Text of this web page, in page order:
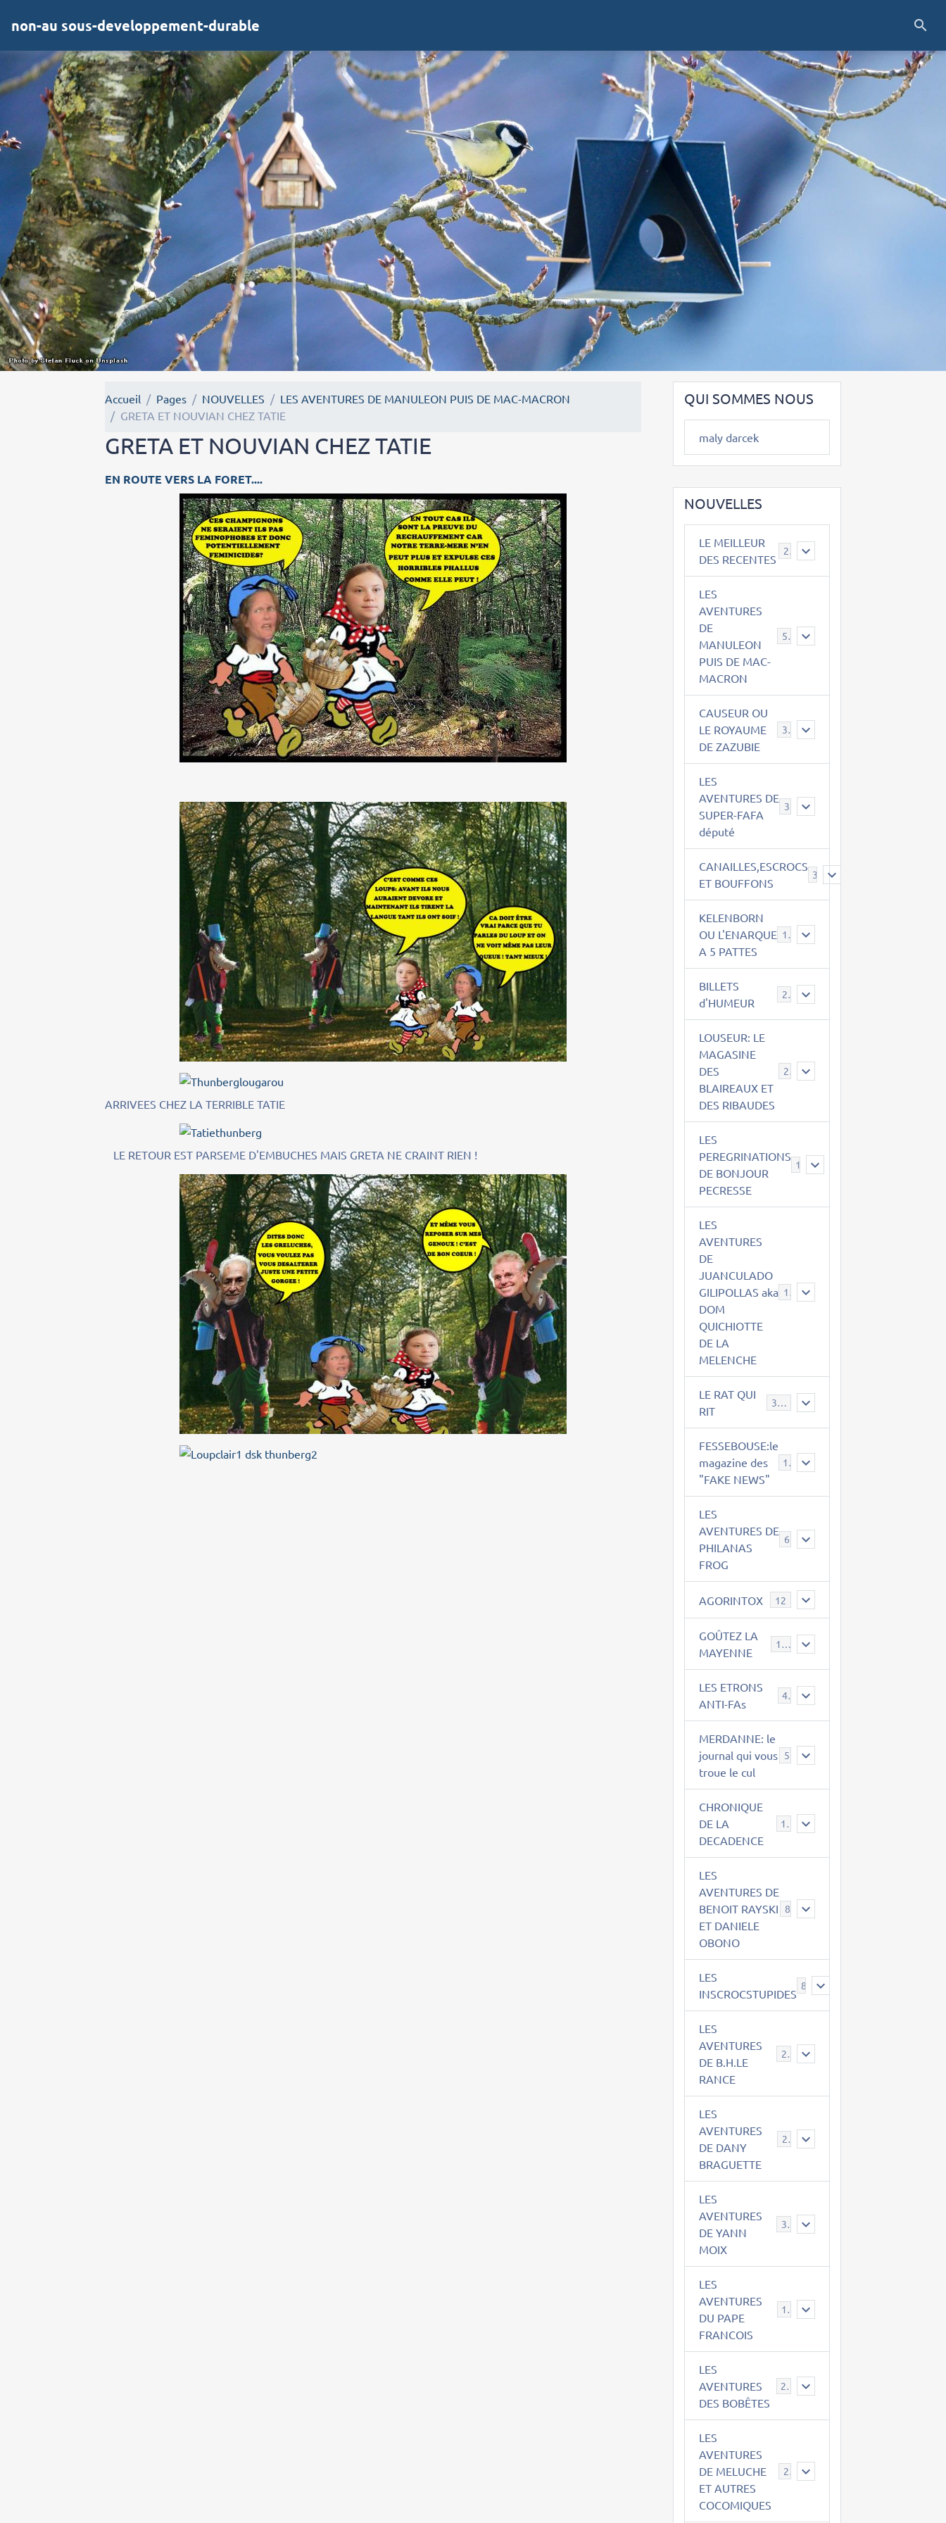
non-au sous-developpement-durable
Accueil Pages NOUVELLES
LES AVENTURES DE MANULEON PUIS DE MAC-MACRON
GRETA ET NOUVIAN CHEZ TATIE
GRETA ET NOUVIAN CHEZ TATIE
EN ROUTE VERS LA FORET....
ARRIVEES CHEZ LA TERRIBLE TATIE
LE RETOUR EST PARSEME D'EMBUCHES MAIS GRETA NE CRAINT RIEN !
QUI SOMMES NOUS
maly darcek
NOUVELLES
LE MEILLEUR
DES RECENTES
2
LES
AVENTURES
DE
MANULEON
PUIS DE MAC-
MACRON
543
CAUSEUR OU
LE ROYAUME
DE ZAZUBIE
38
LES
AVENTURES DE
SUPER-FAFA
député
CANAILLES,ESCROCS
ET BOUFFONS
385
KELENBORN
OU L'ENARQUE
A 5 PATTES
14
BILLETS
d'HUMEUR
2
LOUSEUR: LE
MAGASINE
DES
BLAIREAUX ET
DES RIBAUDES
21
LES
PEREGRINATIONS
DE BONJOUR
PECRESSE
14
LES
AVENTURES
DE
JUANCULADO
GILIPOLLAS aka
DOM
QUICHIOTTE
DE LA
MELENCHE
119
LE RAT QUI
RIT
395
FESSEBOUSE:le
magazine des
"FAKE NEWS"
19
LES
AVENTURES DE
PHILANAS
FROG
AGORINTOX 12
GOÛTEZ LA
MAYENNE
189
LES ETRONS
ANTI-FAs
4
MERDANNE: le
journal qui vous
troue le cul
CHRONIQUE
DE LA
DECADENCE
12
LES
AVENTURES DE
BENOIT RAYSKI
ET DANIELE
OBONO
LES
INSCROCSTUPIDES
8
LES
AVENTURES
DE B.H.LE
RANCE
21
LES
AVENTURES
DE DANY
BRAGUETTE
29
LES
AVENTURES
DE YANN
MOIX
39
LES
AVENTURES
DU PAPE
FRANCOIS
15
LES
AVENTURES
DES BOBÊTES
23
LES
AVENTURES
DE MELUCHE
ET AUTRES
COCOMIQUES
22